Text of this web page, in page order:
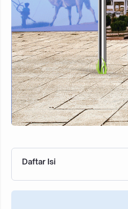
Daftar Isi
BIAYA & JADWAL
HIGHLIGHT UMROH PLUS